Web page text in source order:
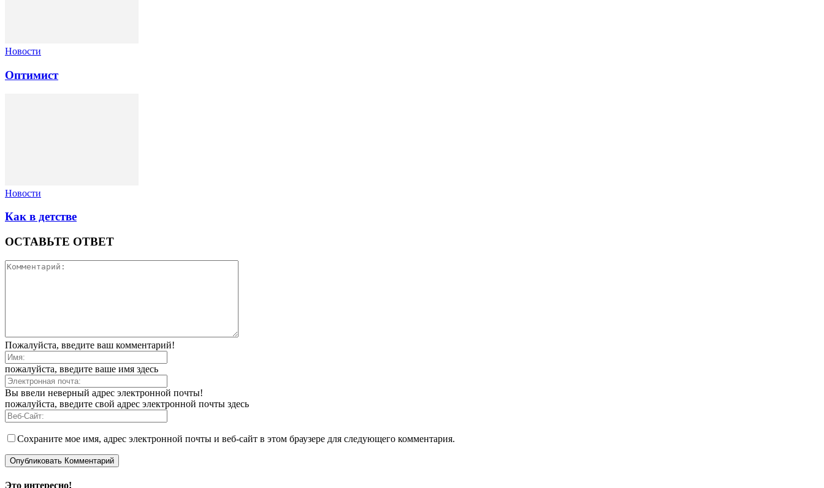
Новости
Оптимист
Новости
Как в детстве
ОСТАВЬТЕ ОТВЕТ
Пожалуйста, введите ваш комментарий!
пожалуйста, введите ваше имя здесь
Вы ввели неверный адрес электронной почты!
пожалуйста, введите свой адрес электронной почты здесь
Сохраните мое имя, адрес электронной почты и веб-сайт в этом браузере для следующего комментария.
Это интересно!